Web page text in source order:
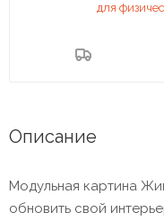
для
Описание
Модульная картина
обновить свой